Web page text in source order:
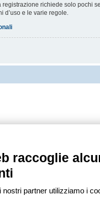
richiede solo pochi
d’uso e le varie regole.
raccoglie
partner utilizziamo i